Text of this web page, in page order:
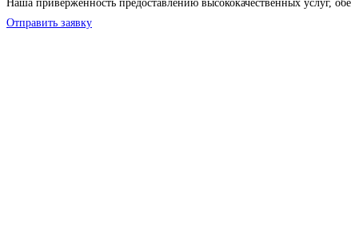
Наша приверженность предоставлению высококачественных услуг,
Отправить заявку